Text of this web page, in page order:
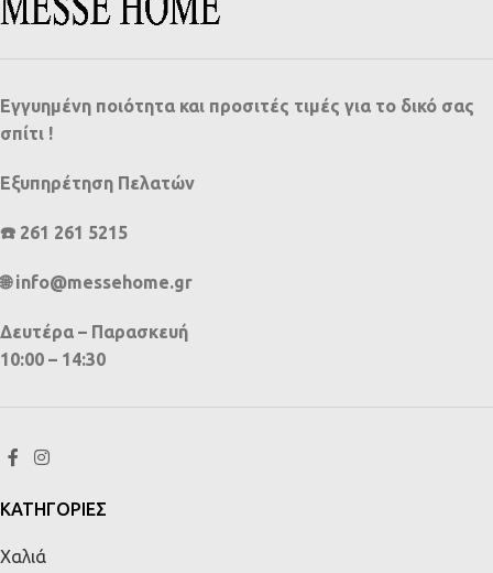
Εγγυημένη ποιότητα και προσιτές τιμές για το δικό σας
σπίτι !
Εξυπηρέτηση Πελατών
☎️ 261 261 5215
🌐 info@messehome.gr
Δευτέρα – Παρασκευή
10:00 – 14:30
ΚΑΤΗΓΟΡΙΕΣ
Χαλιά